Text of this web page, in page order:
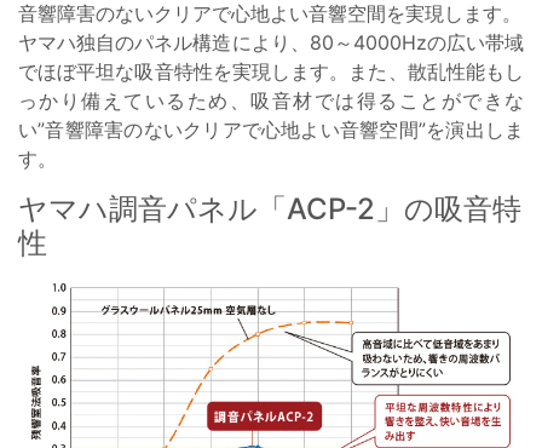
音響障害のないクリアで心地よい音響空間を実現します。
ヤマハ独自のパネル構造により、80～4000Hzの広い帯域
でほぼ平坦な吸音特性を実現します。また、散乱性能もし
っかり備えているため、吸音材では得ることができな
い”音響障害のないクリアで心地よい音響空間”を演出しま
す。
ヤマハ調音パネル「ACP-2」の吸音特
性